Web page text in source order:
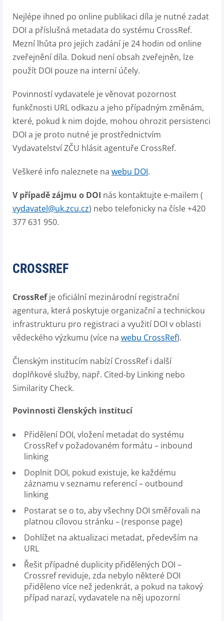
Nejlépe ihned po online publikaci díla je nutné zadat
DOI a příslušná metadata do systému CrossRef.
Mezní lhůta pro jejich zadání je 24 hodin od online
zveřejnění díla. Dokud není obsah zveřejněn, lze
použít DOI pouze na interní účely.
Povinností vydavatele je věnovat pozornost
funkčnosti URL odkazu a jeho případným změnám,
které, pokud k nim dojde, mohou ohrozit persistenci
DOI a je proto nutné je prostřednictvím
Vydavatelství ZČU hlásit agentuře CrossRef.
Veškeré info naleznete na webu DOI.
V případě zájmu o DOI nás kontaktujte e-mailem (
vydavatel@uk.zcu.cz) nebo telefonicky na čísle +420
377 631 950.
CROSSREF
CrossRefje oficiální mezinárodní registrační
agentura, která poskytuje organizační a technickou
infrastrukturu pro registraci a využití DOI v oblasti
vědeckého výzkumu (více na webu CrossRef).
Členským institucím nabízí CrossRef i další
doplňkové služby, např. Cited-by Linking nebo
Similarity Check.
Povinnosti členských institucí
Přidělení DOI, vložení metadat do systému
CrossRef v požadovaném formátu – inbound
linking
Doplnit DOI, pokud existuje, ke každému
záznamu v seznamu referencí – outbound
linking
Postarat se o to, aby všechny DOI směřovali na
platnou cílovou stránku – (response page)
Dohlížet na aktualizaci metadat, především na
URL
Řešit případné duplicity přidělených DOI –
Crossref reviduje, zda nebylo některé DOI
přiděleno více než jedenkrát, a pokud na takový
případ narazí, vydavatele na něj upozorní